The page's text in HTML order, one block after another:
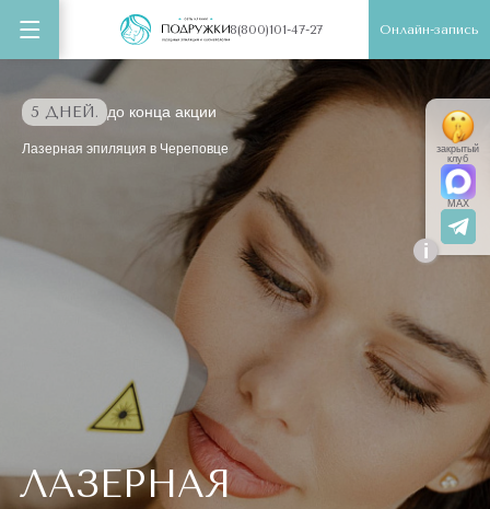
8(800)101-47-27 Онлайн-запись
5 ДНЕЙ. до конца акции
Лазерная эпиляция в Череповце
ЛАЗЕРНАЯ
i
закрытый
клуб
MAX